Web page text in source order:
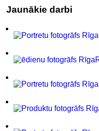
Jaunākie darbi